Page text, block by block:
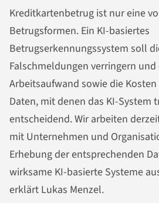
Kreditkartenbetrug ist nur eine
Betrugsformen. Ein KI-basiertes
Betrugserkennungssystem soll
Falschmeldungen verringern
Arbeitsaufwand sowie die
Daten, mit denen das KI-System
entscheidend. Wir arbeiten
mit Unternehmen und
Erhebung der entsprechenden
wirksame KI-basierte Systeme
erklärt Lukas Menzel.